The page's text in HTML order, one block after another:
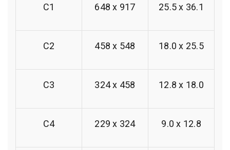
C1 648 x 917 25.5 x 36.1
C2 458 x 548 18.0 x 25.5
C3 324 x 458 12.8 x 18.0
C4 229 x 324 9.0 x 12.8